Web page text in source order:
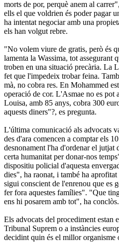
morts de por, perquè anem al
ells el que voldrien és poder pagar
ha intentat negociar amb una
els han volgut rebre.
"No volem viure de gratis, però és
lamenta la Wassima, tot assegurant
troben en una situació precària. La
fet que l'impedeix trobar feina.
mà, no cobra res. En Mohammed
operació de cor. L'Asmae no es pot
Louisa, amb 85 anys, cobra 300
aquests diners"?, es pregunta.
L'última comunicació als advocats
des d'ara comencen a comptar els
desnonament l'ha d'ordenar el jutjat
certa humanitat per donar-nos
dispositiu policial d'aquesta
dies", ha raonat, i també ha
sigui conscient de l'enrenou que es
fer fora aquestes famílies". "Que
ens hi posarem amb tot", ha conclòs.
Els advocats del procediment estan
Tribunal Suprem o a instàncies
decidint quin és el millor